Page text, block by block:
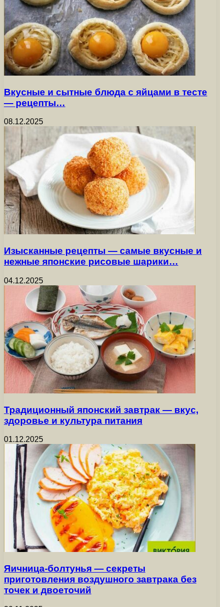
Вкусные и сытные блюда с яйцами в тесте
— рецепты…
08.12.2025
Изысканные рецепты — самые вкусные и
нежные японские рисовые шарики…
04.12.2025
Традиционный японский завтрак — вкус,
здоровье и культура питания
01.12.2025
Яичница-болтунья — секреты
приготовления воздушного завтрака без
точек и двоеточий